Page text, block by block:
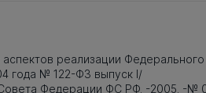
реализации Федерального
года № 122-ФЗ выпуск I/
Совета Федерации ФС РФ. -2005. -№